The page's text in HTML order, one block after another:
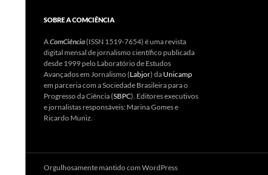
SOBRE A COMCIÊNCIA
AComCiência(ISSN 1519-7654) é uma revista
digital mensal de jornalismo científico publicada
desde 1999 pelo Laboratório de Estudos
Avançados em Jornalismo (Labjor) da Unicamp
em parceria com a Sociedade Brasileira para o
Progresso da Ciência (SBPC). Editores executivos
e jornalistas responsáveis: Marina Gomes e
Ricardo Muniz.
Orgulhosamente mantido com WordPress